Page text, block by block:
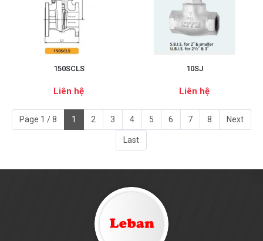
150SCLS
Liên hệ
10SJ
Liên hệ
Page 1 / 8 1 2 3 4 5 6 7 8 Next
Last